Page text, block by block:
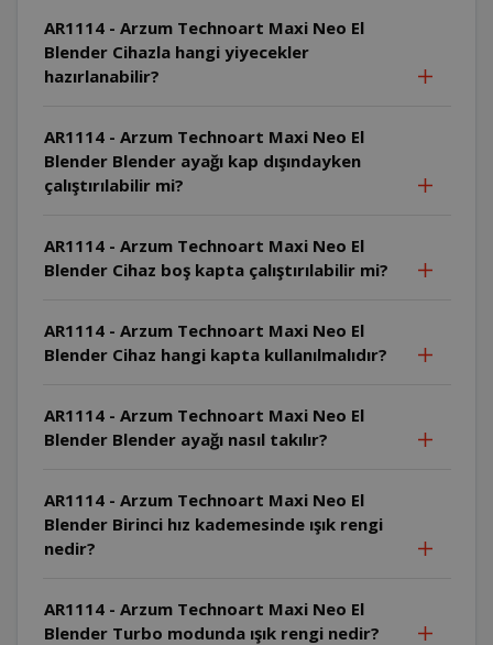
AR1114 - Arzum Technoart Maxi Neo El
Blender Cihazla hangi yiyecekler
hazırlanabilir?
AR1114 - Arzum Technoart Maxi Neo El
Blender Blender ayağı kap dışındayken
çalıştırılabilir mi?
AR1114 - Arzum Technoart Maxi Neo El
Blender Cihaz boş kapta çalıştırılabilir mi?
AR1114 - Arzum Technoart Maxi Neo El
Blender Cihaz hangi kapta kullanılmalıdır?
AR1114 - Arzum Technoart Maxi Neo El
Blender Blender ayağı nasıl takılır?
AR1114 - Arzum Technoart Maxi Neo El
Blender Birinci hız kademesinde ışık rengi
nedir?
AR1114 - Arzum Technoart Maxi Neo El
Blender Turbo modunda ışık rengi nedir?